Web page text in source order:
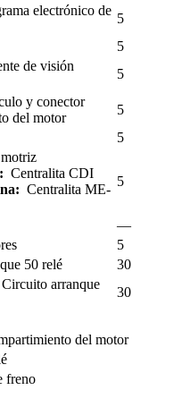
electrónico de
5
5
de visión
5
y conector
del motor
5
5
Centralita CDI
Centralita ME-
5
—
5
50 relé
30
Circuito arranque
30
del motor
freno